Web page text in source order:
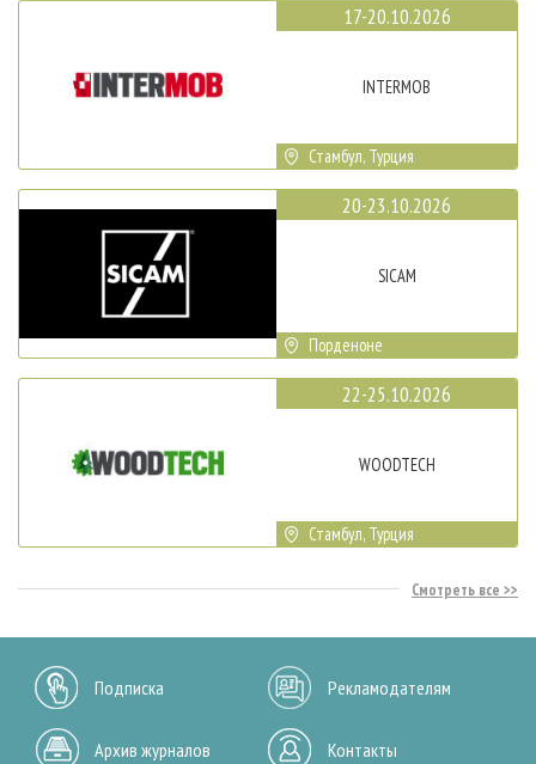
17-20.10.2026
INTERMOB
Стамбул, Турция
20-23.10.2026
SICAM
Порденоне
22-25.10.2026
WOODTECH
Стамбул, Турция
Смотреть все
Подписка Рекламодателям
Архив журналов Контакты